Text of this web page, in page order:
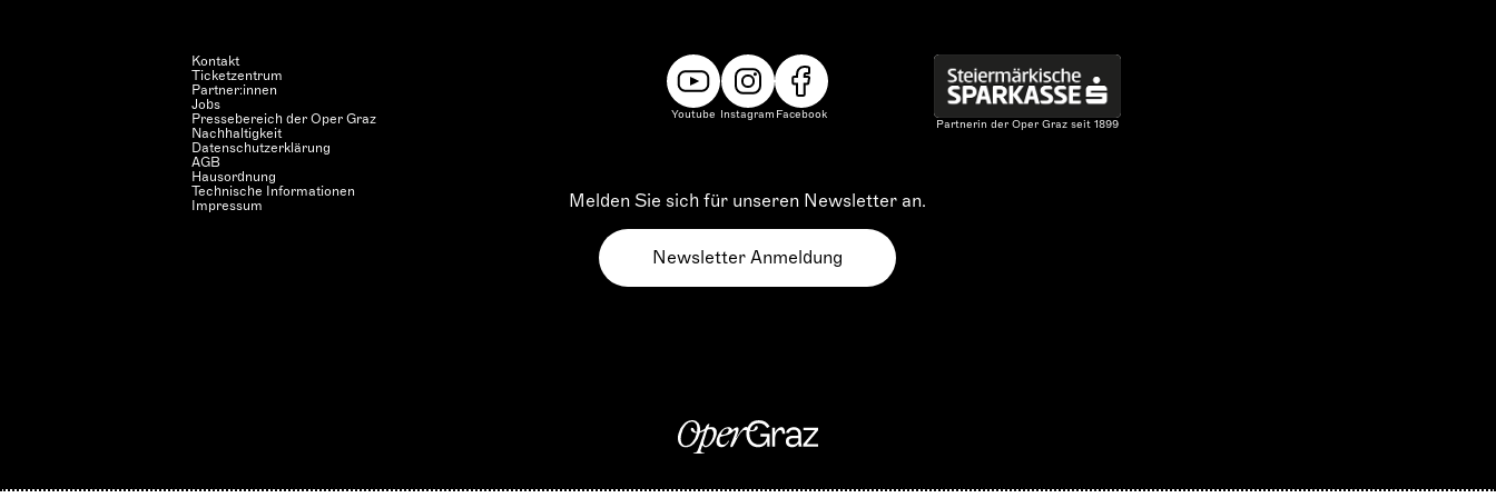
Kontakt
Ticketzentrum
Partner:innen
Jobs
Pressebereich der Oper Graz
Nachhaltigkeit
Datenschutzerklärung
AGB
Hausordnung
Technische Informationen
Impressum
Youtube Instagram Facebook
Melden Sie sich für unseren Newsletter an.
Newsletter Anmeldung
Partnerin der Oper Graz seit 1899